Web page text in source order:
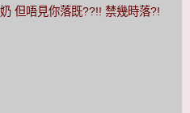
但唔見你落既??!! 禁幾時落?!